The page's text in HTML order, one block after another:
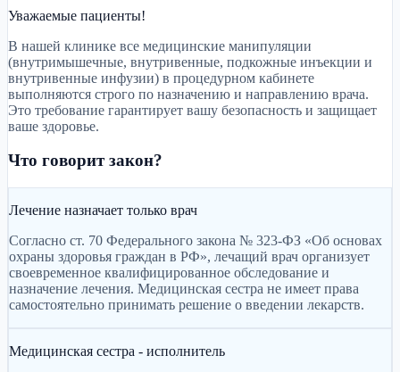
Уважаемые пациенты!
В нашей клинике все медицинские манипуляции
(внутримышечные, внутривенные, подкожные инъекции и
внутривенные инфузии) в процедурном кабинете
выполняются строго по назначению и направлению врача.
Это требование гарантирует вашу безопасность и защищает
ваше здоровье.
Что говорит закон?
Лечение назначает только врач
Согласно ст. 70 Федерального закона № 323-ФЗ «Об основах
охраны здоровья граждан в РФ», лечащий врач организует
своевременное квалифицированное обследование и
назначение лечения. Медицинская сестра не имеет права
самостоятельно принимать решение о введении лекарств.
Медицинская сестра - исполнитель